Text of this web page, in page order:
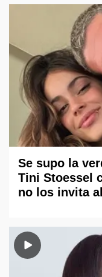
Se supo la
Tini Stoessel
no los invita